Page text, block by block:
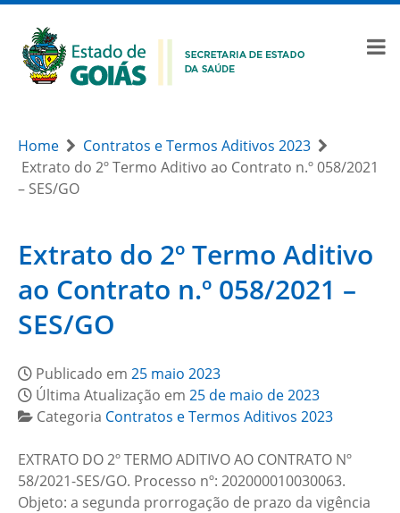
Home
Contratos e Termos Aditivos 2023
Extrato do 2º Termo Aditivo ao Contrato n.º 058/2021
– SES/GO
Extrato do 2º Termo Aditivo
ao Contrato n.º 058/2021 –
SES/GO
Publicado em 25 maio 2023
Última Atualização em 25 de maio de 2023
Categoria Contratos e Termos Aditivos 2023
EXTRATO DO 2º TERMO ADITIVO AO CONTRATO Nº
58/2021-SES/GO. Processo nº: 202000010030063.
Objeto: a segunda prorrogação de prazo da vigência